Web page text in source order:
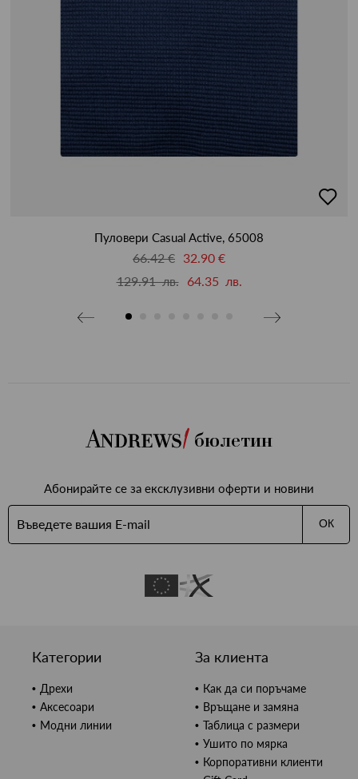
в
Пуловери Casual Active, 65008
66.42 € 32.90 €
129.91 лв.
64.35 лв.
бюлетин
Абонирайте се за ексклузивни оферти и новини
ОК
Категории
Дрехи
Аксесоари
Модни линии
За клиента
Как да си поръчаме
Връщане и замяна
Таблица с размери
Ушито по мярка
Корпоративни клиенти